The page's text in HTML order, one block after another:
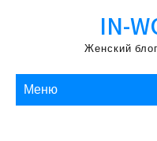
IN-
Женский
Меню